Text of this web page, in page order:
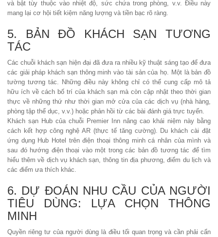
và bật tùy thuộc vào nhiệt độ, sức chứa trong phòng, v.v. Điều này
mang lại cơ hội tiết kiệm năng lượng và tiền bạc rõ ràng.
5. BẢN ĐỒ KHÁCH SẠN TƯƠNG
TÁC
Các chuỗi khách sạn hiện đại đã đưa ra nhiều kỹ thuật sáng tạo để đưa
các giải pháp khách sạn thông minh vào tài sản của họ. Một là bản đồ
tường tương tác. Những điều này không chỉ có thể cung cấp mô tả
hữu ích về cách bố trí của khách sạn mà còn cập nhật theo thời gian
thực về những thứ như thời gian mở cửa của các dịch vụ (nhà hàng,
phòng tập thể dục, v.v.) hoặc phản hồi từ các bài đánh giá trực tuyến.
Khách sạn Hub của chuỗi Premier Inn nâng cao khái niệm này bằng
cách kết hợp công nghệ AR (thực tế tăng cường). Du khách cài đặt
ứng dụng Hub Hotel trên điện thoại thông minh cá nhân của mình và
sau đó hướng điện thoại vào một trong các bản đồ tương tác để tìm
hiểu thêm về dịch vụ khách sạn, thông tin địa phương, điểm du lịch và
các điểm ưa thích khác.
6. DỰ ĐOÁN NHU CẦU CỦA NGƯỜI
TIÊU DÙNG: LỰA CHỌN THÔNG
MINH
Quyền riêng tư của người dùng là điều tối quan trọng và cần phải cẩn